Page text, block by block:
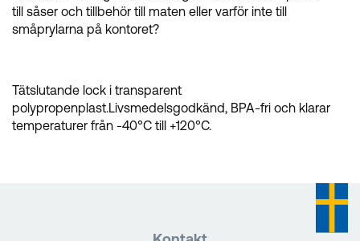
till såser och tillbehör till maten eller varför inte till
småprylarna på kontoret?
Tätslutande lock i transparent
polypropenplast.Livsmedelsgodkänd, BPA-fri och klarar
temperaturer från -40°C till +120°C.